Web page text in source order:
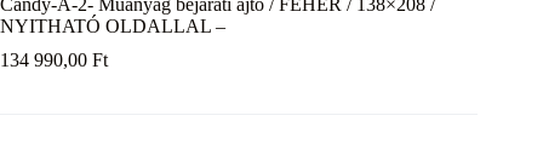
NYITHATÓ OLDALLAL –
134 990,00 Ft